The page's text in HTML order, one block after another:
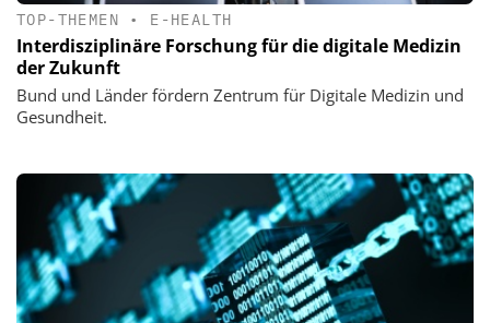
TOP-THEMEN • E-HEALTH
Interdisziplinäre Forschung für die digitale Medizin
der Zukunft
Bund und Länder fördern Zentrum für Digitale Medizin und
Gesundheit.